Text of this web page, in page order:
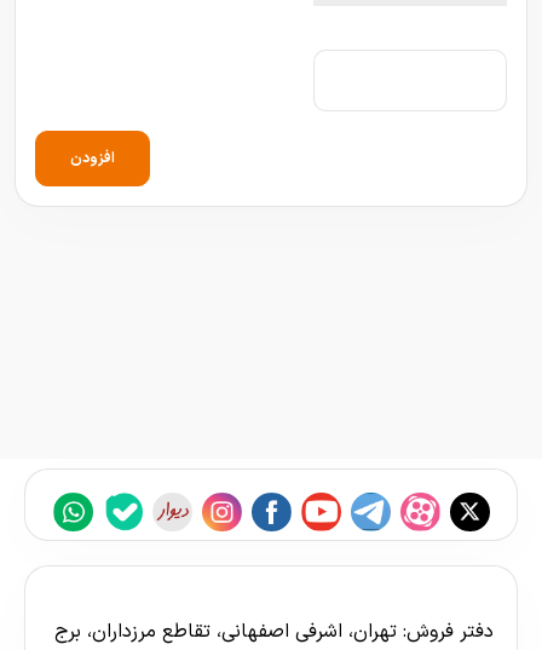
افزودن
دفتر فروش: تهران، اشرفی اصفهانی، تقاطع مرزداران، برج